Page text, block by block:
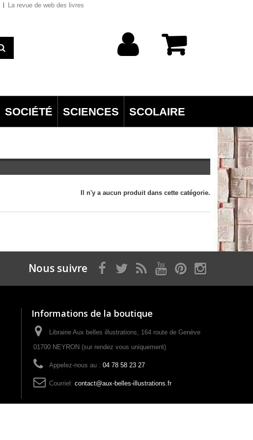
La revue de web des livres
SOCIÉTÉ SCIENCES SCOLAIRE
Il n'y a aucun produit dans cette catégorie.
Nous suivre
Informations de la boutique
Librairie Aux belles illustrations, 164 route de Genève
01700 NEYRON (sur rendez vous uniquement)
Appelez-nous au : 04 78 58 23 27
Courriel: contact@aux-belles-illustrations.fr